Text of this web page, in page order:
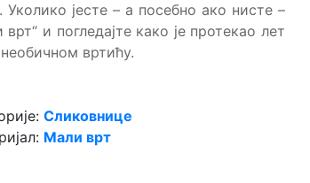
јесте – а посебно ако нисте –
и погледајте како је протекао лет
вртићу.
Сликовнице
Мали врт